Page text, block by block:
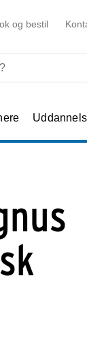
og bestil